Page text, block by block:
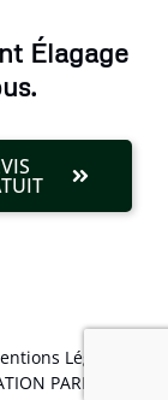
Élagage
Légales
PARIS